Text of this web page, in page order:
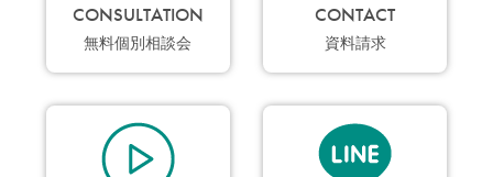
CONSULTATION
無料個別相談会
CONTACT
資料請求